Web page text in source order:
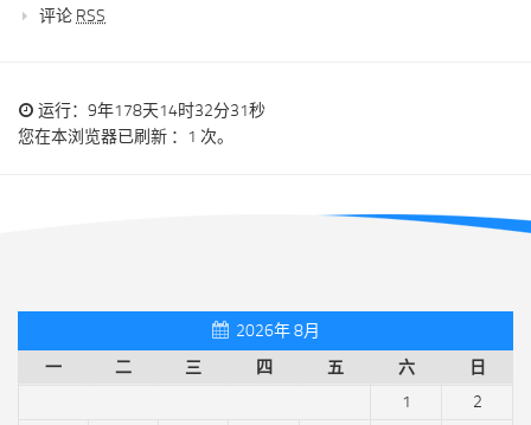
评论 RSS
运行：9年178天14时32分31秒
您在本浏览器已刷新 ：1 次。
2026年 8月
一
二 三 四 五 六 日
1
2